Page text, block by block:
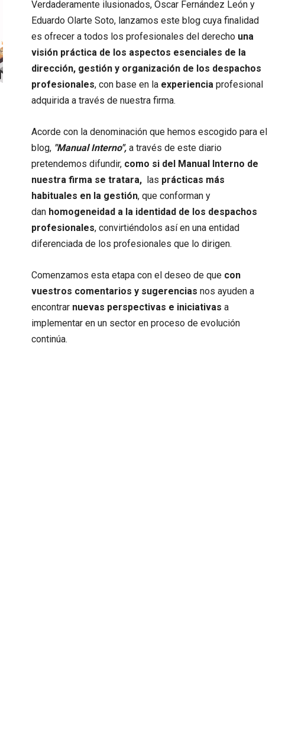
Verdaderamente ilusionados, Óscar Fernández León y
Eduardo Olarte Soto, lanzamos este blog cuya finalidad
es ofrecer a todos los profesionales del derecho una
visión práctica de los aspectos esenciales de la
dirección, gestión y organización de los despachos
profesionales, con base en la experiencia profesional
adquirida a través de nuestra firma.
Acorde con la denominación que hemos escogido para el
blog, "Manual Interno", a través de este diario
pretendemos difundir, como si del Manual Interno de
nuestra firma se tratara, las prácticas más
habituales en la gestión, que conforman y
dan homogeneidad a la identidad de los despachos
profesionales, convirtiéndolos así en una entidad
diferenciada de los profesionales que lo dirigen.
Comenzamos esta etapa con el deseo de que con
vuestros comentarios y sugerencias nos ayuden a
encontrar nuevas perspectivas e iniciativas a
implementar en un sector en proceso de evolución
continúa.